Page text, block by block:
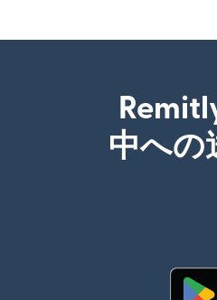
中への